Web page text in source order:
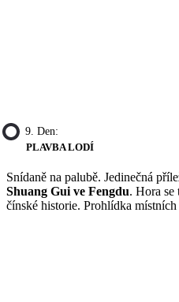
9. Den:
PLAVBA LODÍ
Snídaně na palubě. Jedinečná
Shuang Gui ve Fengdu. Hora se
čínské historie. Prohlídka